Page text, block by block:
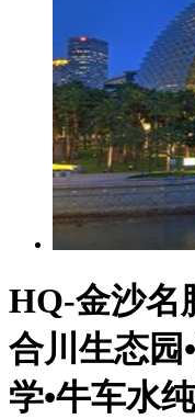
HQ-金沙名
合川生态园
学•牛车水